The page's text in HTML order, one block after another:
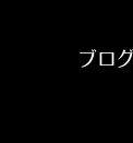
ブログ